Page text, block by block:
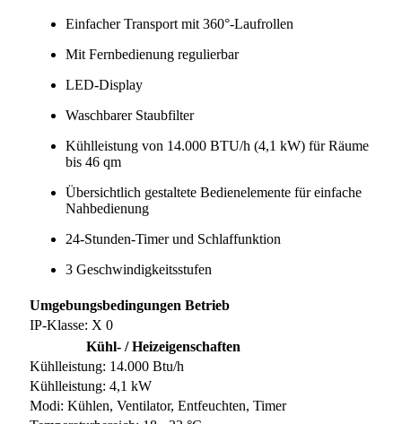
Einfacher Transport mit 360°-Laufrollen
Mit Fernbedienung regulierbar
LED-Display
Waschbarer Staubfilter
Kühlleistung von 14.000 BTU/h (4,1 kW) für Räume
bis 46 qm
Übersichtlich gestaltete Bedienelemente für einfache
Nahbedienung
24-Stunden-Timer und Schlaffunktion
3 Geschwindigkeitsstufen
Umgebungsbedingungen Betrieb
IP-Klasse: X 0
Kühl- / Heizeigenschaften
Kühlleistung: 14.000 Btu/h
Kühlleistung: 4,1 kW
Modi: Kühlen, Ventilator, Entfeuchten, Timer